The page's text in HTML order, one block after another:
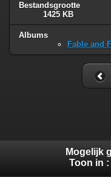
Bestandsgrootte
1425 KB
Albums
Fable and
Mogelijk
Toon in :